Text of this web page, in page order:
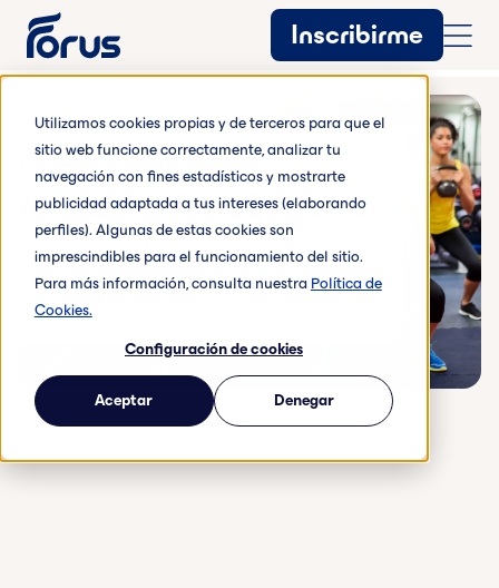
Utilizamos cookies propias y de terceros para que el
sitio web funcione correctamente, analizar tu
navegación con fines estadísticos y mostrarte
publicidad adaptada a tus intereses (elaborando
perfiles). Algunas de estas cookies son
imprescindibles para el funcionamiento del sitio.
Para más información, consulta nuestra Política de
Cookies.
Configuración de cookies
Aceptar Denegar
Inscribirme
Deporte y bienestar
Actividades dirigidas
El gimnasio es tu espacio para cuidarte y
desconectar. Disfruta de clases variadas
para equilibrar cuerpo y mente, sin estrés
y a tu ritmo.